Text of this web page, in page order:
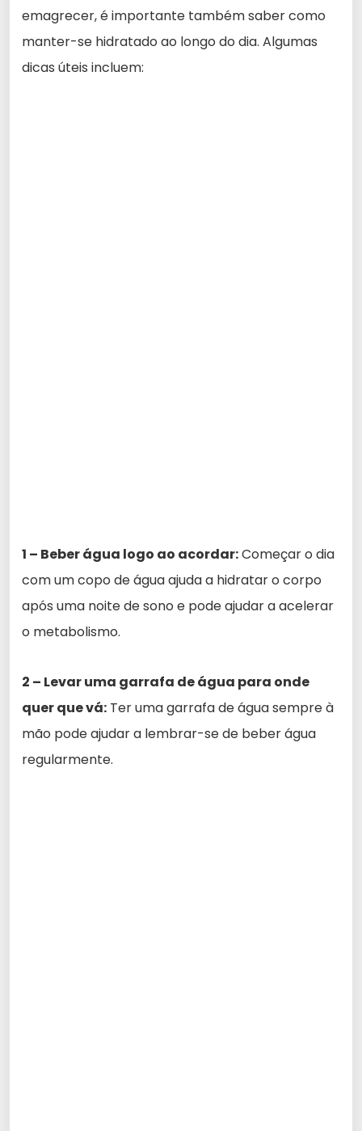
emagrecer, é importante também saber como
manter-se hidratado ao longo do dia. Algumas
dicas úteis incluem:
1 – Beber água logo ao acordar:Começar o dia
com um copo de água ajuda a hidratar o corpo
após uma noite de sono e pode ajudar a acelerar
o metabolismo.
2 – Levar uma garrafa de água para onde
quer que vá: Ter uma garrafa de água sempre à
mão pode ajudar a lembrar-se de beber água
regularmente.